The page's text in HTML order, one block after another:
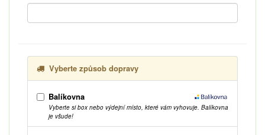
Vyberte způsob dopravy
Balíkovna
Vyberte si box nebo výdejní místo, které vám vyhovuje. Balíkovna
je všude!